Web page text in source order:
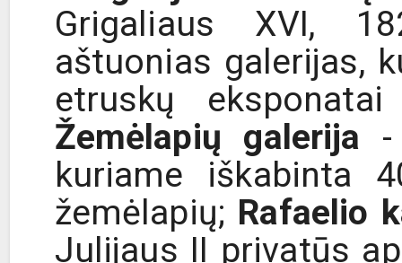
Grigaliaus XVI,
aštuonias galerijas,
etruskų
Žemėlapių galerija -
kuriame iškabinta
žemėlapių; Rafaelio
Julijaus II privatūs